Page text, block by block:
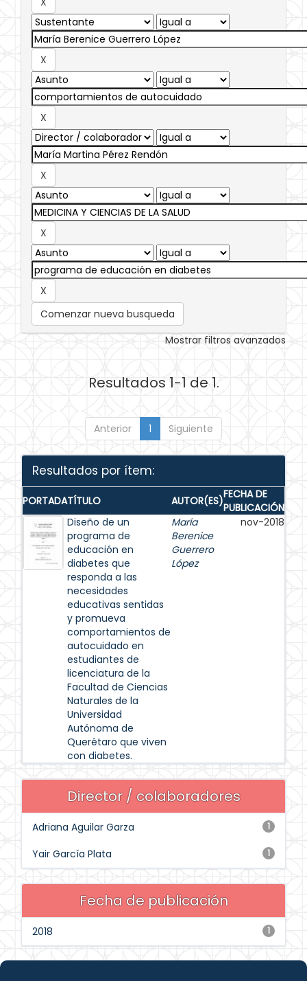
Comenzar nueva busqueda
Mostrar filtros avanzados
Resultados 1-1 de 1.
Anterior 1 Siguiente
Resultados por ítem:
PORTADATÍTULO AUTOR(ES)FECHA DE
PUBLICACIÓN
Diseño de un
programa de
educación en
diabetes que
responda a las
necesidades
educativas sentidas
y promueva
comportamientos de
autocuidado en
estudiantes de
licenciatura de la
Facultad de Ciencias
Naturales de la
Universidad
Autónoma de
Querétaro que viven
con diabetes.
María
Berenice
Guerrero
López
nov-2018
Director / colaboradores
1
Adriana Aguilar Garza
1
Yair García Plata
Fecha de publicación
1
2018